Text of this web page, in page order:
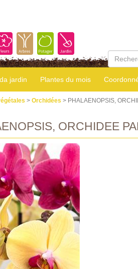
jardin Plantes du mois
> Orchidées > PHALAENOPSIS,
ORCHIDEE